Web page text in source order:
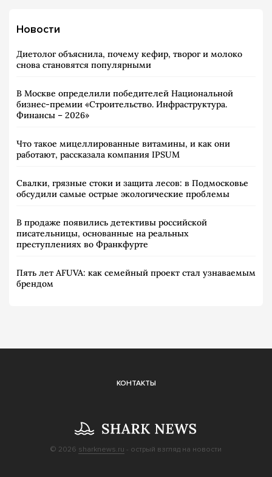
Новости
Диетолог объяснила, почему кефир, творог и молоко
снова становятся популярными
В Москве определили победителей Национальной
бизнес-премии «Строительство. Инфраструктура.
Финансы – 2026»
Что такое мицеллированные витамины, и как они
работают, рассказала компания IPSUM
Свалки, грязные стоки и защита лесов: в Подмосковье
обсудили самые острые экологические проблемы
В продаже появились детективы российской
писательницы, основанные на реальных
преступлениях во Франкфурте
Пять лет AFUVA: как семейный проект стал узнаваемым
брендом
КОНТАКТЫ
© 2026 sharknews.ru - острый взгляд на новости